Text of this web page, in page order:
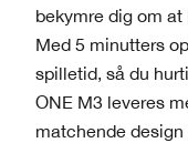
bekymre dig om
Med 5 minutters
spilletid, så du
ONE M3 leveres
matchende design